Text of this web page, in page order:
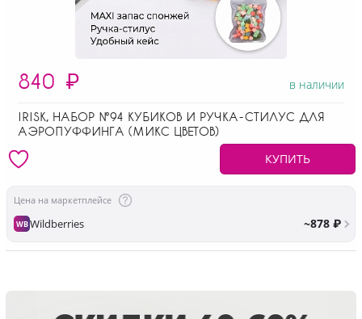
840 ₽ в наличии
IRISK, НАБОР №94 КУБИКОВ И РУЧКА-СТИЛУС ДЛЯ
АЭРОПУФФИНГА (МИКС ЦВЕТОВ)
КУПИТЬ
Цена на маркетплейсе
WBWildberries ~878 ₽